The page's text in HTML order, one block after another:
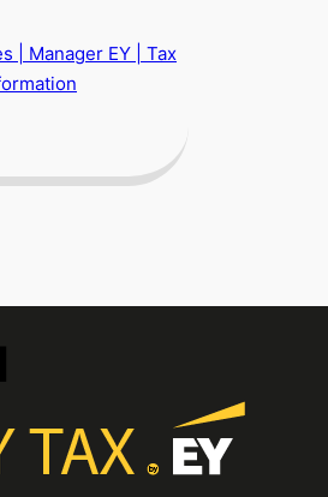
| Manager EY | Tax